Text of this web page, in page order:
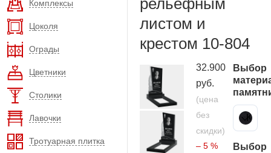
Комплексы
Цоколя
Ограды
Цветники
Столики
Лавочки
Тротуарная плитка
рельефным
листом и
крестом 10-804
32.900
руб.
(цена
без
скидки)
– 5 %
Выбор
Карельский гранит
Выбор